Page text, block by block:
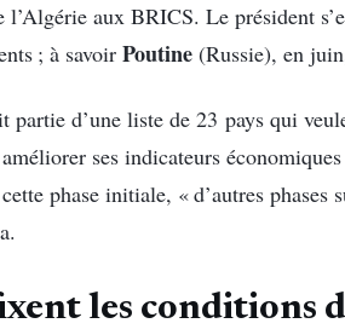
l’Algérie aux BRICS. Le président
; à savoir Poutine (Russie), en
d’une liste de 23 pays qui
ses indicateurs
phase initiale, « d’autres
les conditions